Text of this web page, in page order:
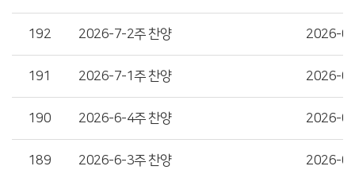
192 2026-7-2주 찬양 2026-
191 2026-7-1주 찬양 2026-
190 2026-6-4주 찬양 2026-
189 2026-6-3주 찬양 2026-